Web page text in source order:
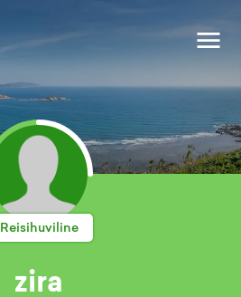
Reisihuviline
zira